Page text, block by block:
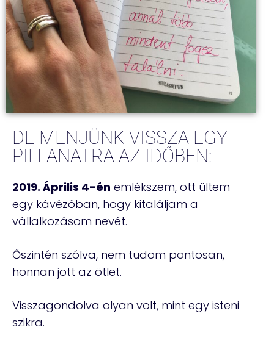
DE MENJÜNK VISSZA EGY
PILLANATRA AZ IDŐBEN:
2019. Április 4-én emlékszem, ott ültem
egy kávézóban, hogy kitaláljam a
vállalkozásom nevét.
Őszintén szólva, nem tudom pontosan,
honnan jött az ötlet.
Visszagondolva olyan volt, mint egy isteni
szikra.